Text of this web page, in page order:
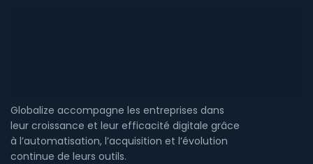
Globalize accompagne les entreprises dans
leur croissance et leur efficacité digitale grâce
à l’automatisation, l’acquisition et l’évolution
continue de leurs outils.